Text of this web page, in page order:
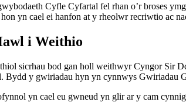
Cyfle Cyfartal fel rhan o’r broses
yn cael ei hanfon at y rheolwr recriwtio ac
i Weithio
sicrhau bod gan holl weithwyr Cyngor Sir
Bydd y gwiriadau hyn yn cynnwys Gwiriadau
yn cael eu gwneud yn glir ar y cam